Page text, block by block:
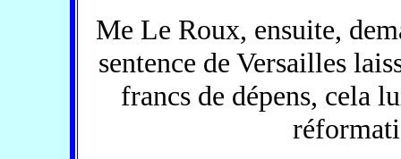
Me Le Roux, ensuite,
sentence de Versailles
francs de dépens, cela